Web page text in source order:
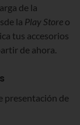
de la
la Play Store o
tus accesorios
de ahora.
presentación de